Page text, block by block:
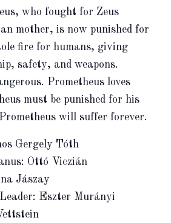
who fought for Zeus
mother, is now punished for
fire for humans, giving
safety, and weapons.
Prometheus loves
must be punished for his
will suffer forever.
Gergely Tóth
Ottó Viczián
Jászay
Eszter Murányi